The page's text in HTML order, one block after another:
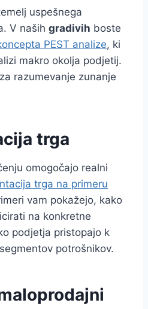
uspešnega
V naših gradivih boste
PEST analize, ki
makro okolja podjetij.
razumevanje zunanje
trga
omogočajo realni
trga na primeru
vam pokažejo, kako
na konkretne
podjetja pristopajo k
potrošnikov.